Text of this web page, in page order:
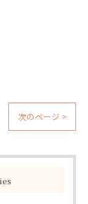
次のページ >